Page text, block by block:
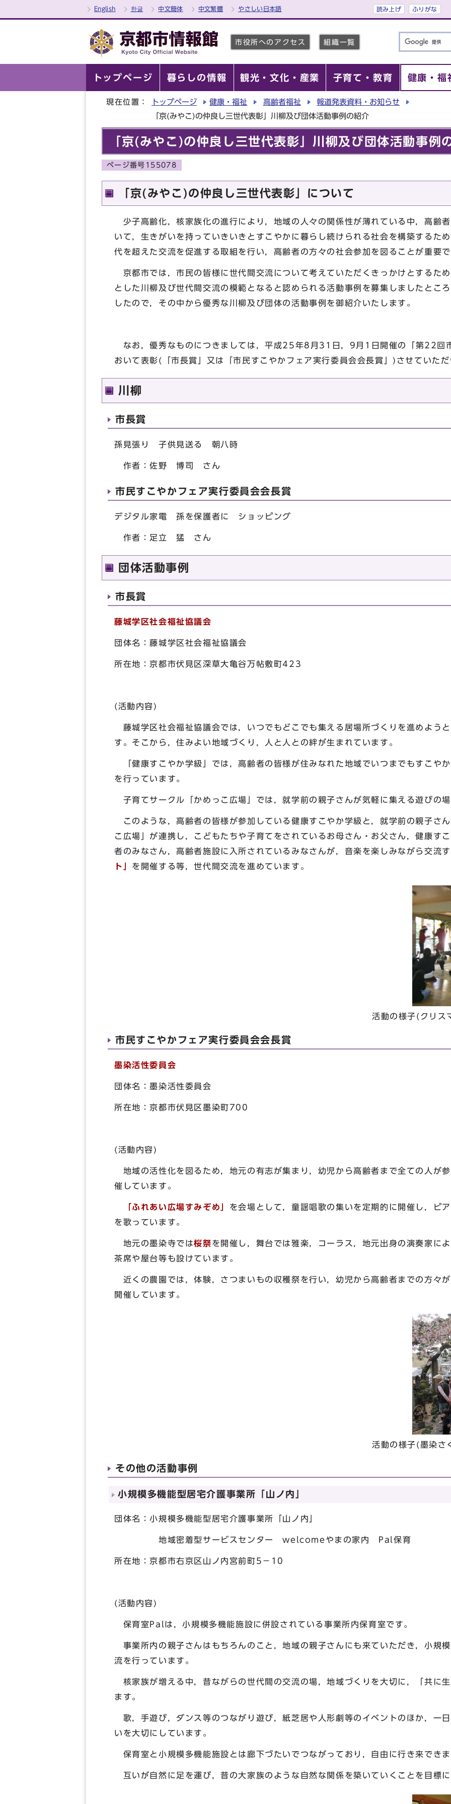
English 한글 中文簡体 中文繁體 やさしい日本語 読み上げ ふりがな
市役所へのアクセス 組織一覧
トップページ 暮らしの情報 観光・文化・産業 子育て・教育 健康・福
現在位置： トップページ 健康・福祉 高齢者福祉
報道発表資料・お知らせ
「京(みやこ)の仲良し三世代表彰」川柳及び団体活動事例の紹介
「京(みやこ)の仲良し三世代表彰」川柳及び団体活動事例
ページ番号155078
「京(みやこ)の仲良し三世代表彰」について
少子高齢化，核家族化の進行により，地域の人々の関係性が薄れている中，高齢
いて，生きがいを持っていきいきとすこやかに暮らし続けられる社会を構築するた
代を超えた交流を促進する取組を行い，高齢者の方々の社会参加を図ることが重要
京都市では，市民の皆様に世代間交流について考えていただくきっかけとするた
とした川柳及び世代間交流の模範となると認められる活動事例を募集しましたとこ
したので，その中から優秀な川柳及び団体の活動事例を御紹介いたします。
なお，優秀なものにつきましては，平成25年8月31日，9月1日開催の「第22回
おいて表彰(「市長賞」又は「市民すこやかフェア実行委員会会長賞」)させていた
川柳
市長賞
孫見張り 子供見送る 朝八時
作者：佐野 博司 さん
市民すこやかフェア実行委員会会長賞
デジタル家電 孫を保護者に ショッピング
作者：足立 猛 さん
団体活動事例
市長賞
藤城学区社会福祉協議会
団体名：藤城学区社会福祉協議会
所在地：京都市伏見区深草大亀谷万帖敷町423
(活動内容)
藤城学区社会福祉協議会では，いつでもどこでも集える居場所づくりを進めよう
す。そこから，住みよい地域づくり，人と人との絆が生まれています。
「健康すこやか学級」では，高齢者の皆様が住みなれた地域でいつまでもすこや
を行っています。
子育てサークル「かめっこ広場」では，就学前の親子さんが気軽に集える遊びの
このような，高齢者の皆様が参加している健康すこやか学級と，就学前の親子さ
こ広場」が連携し，こどもたちや子育てをされているお母さん・お父さん，健康す
者のみなさん，高齢者施設に入所されているみなさんが，音楽を楽しみながら交流
ト」 を開催する等，世代間交流を進めています。
活動の様子(クリス
市民すこやかフェア実行委員会会長賞
墨染活性委員会
団体名：墨染活性委員会
所在地：京都市伏見区墨染町700
(活動内容)
地域の活性化を図るため，地元の有志が集まり，幼児から高齢者まで全ての人が
催しています。
「ふれあい広場すみぞめ」 を会場として，童謡唱歌の集いを定期的に開催し，ピ
を歌っています。
地元の墨染寺では桜祭を開催し，舞台では雅楽，コーラス，地元出身の演奏家に
茶席や屋台等も設けています。
近くの農園では，体験，さつまいもの収穫祭を行い，幼児から高齢者までの方々
開催しています。
活動の様子(墨染さ
その他の活動事例
小規模多機能型居宅介護事業所「山ノ内」
団体名：小規模多機能型居宅介護事業所「山ノ内」
地域密着型サービスセンター welcomeやまの家内 Pal保育
所在地：京都市右京区山ノ内宮前町5－10
(活動内容)
保育室Palは，小規模多機能施設に併設されている事業所内保育室です。
事業所内の親子さんはもちろんのこと，地域の親子さんにも来ていただき，小規
流を行っています。
核家族が増える中，昔ながらの世代間の交流の場，地域づくりを大切に，「共に
ます。
歌，手遊び，ダンス等のつながり遊び，紙芝居や人形劇等のイベントのほか，一
いを大切にしています。
保育室と小規模多機能施設とは廊下づたいでつながっており，自由に行き来でき
互いが自然に足を運び，昔の大家族のような自然な関係を築いていくことを目標